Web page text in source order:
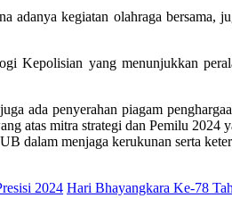
adanya kegiatan olahraga
yang menunjukkan
ada penyerahan piagam
atas mitra strategi dan Pemilu
dalam menjaga kerukunan serta
2024 Hari Bhayangkara Ke-78